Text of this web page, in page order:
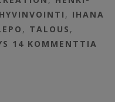
HYVINVOINTI , IHANA
, TALOUS ,
14 KOMMENTTIA